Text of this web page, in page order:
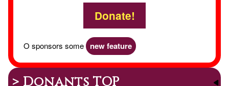
Donate!
O sponsors some new feature
> Donants TOP